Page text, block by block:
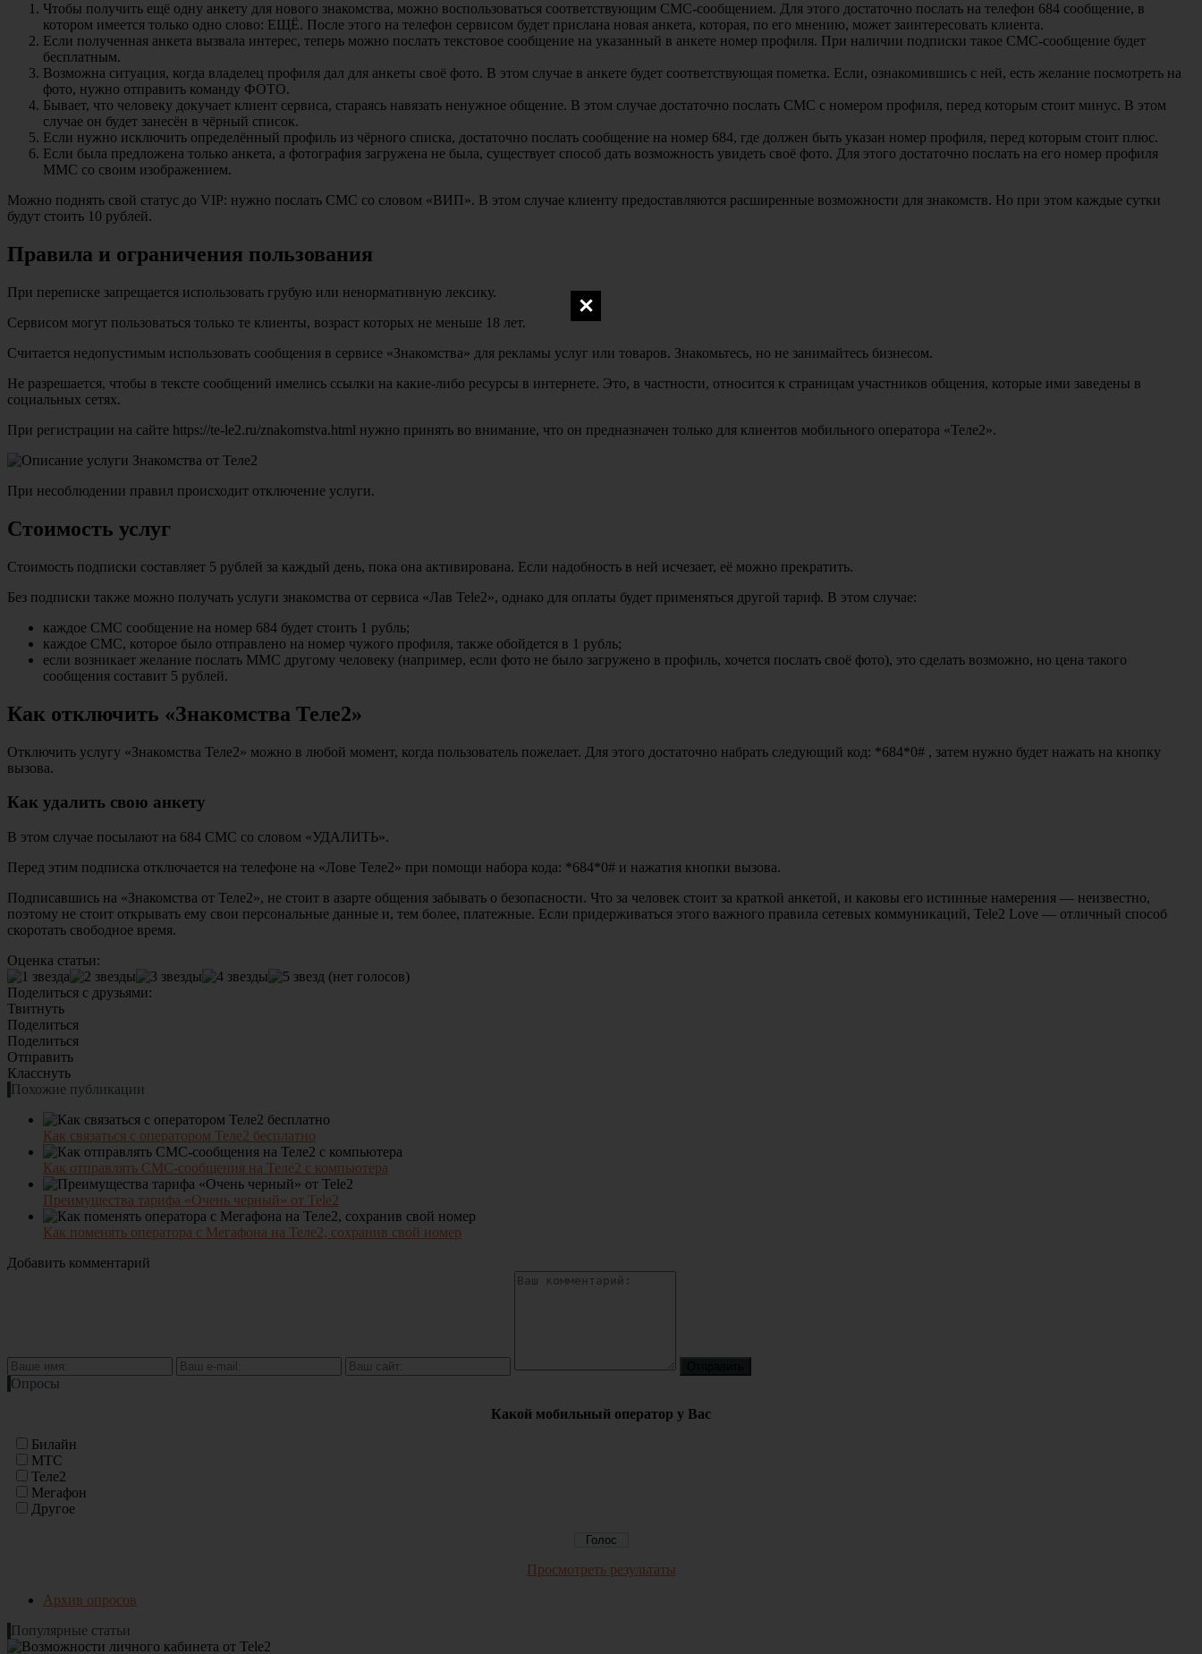
Чтобы получить ещё одну анкету для нового знакомства, можно воспользоваться соответствующим СМС-сообщением. Для этого достаточно послать на телефон 684 сообщение, в
котором имеется только одно слово: ЕЩЁ. После этого на телефон сервисом будет прислана новая анкета, которая, по его мнению, может заинтересовать клиента.
Если полученная анкета вызвала интерес, теперь можно послать текстовое сообщение на указанный в анкете номер профиля. При наличии подписки такое СМС-сообщение будет
бесплатным.
Возможна ситуация, когда владелец профиля дал для анкеты своё фото. В этом случае в анкете будет соответствующая пометка. Если, ознакомившись с ней, есть желание посмотреть на
фото, нужно отправить команду ФОТО.
Бывает, что человеку докучает клиент сервиса, стараясь навязать ненужное общение. В этом случае достаточно послать СМС с номером профиля, перед которым стоит минус. В этом
случае он будет занесён в чёрный список.
Если нужно исключить определённый профиль из чёрного списка, достаточно послать сообщение на номер 684, где должен быть указан номер профиля, перед которым стоит плюс.
Если была предложена только анкета, а фотография загружена не была, существует способ дать возможность увидеть своё фото. Для этого достаточно послать на его номер профиля
ММС со своим изображением.
Можно поднять свой статус до VIP: нужно послать СМС со словом «ВИП». В этом случае клиенту предоставляются расширенные возможности для знакомств. Но при этом каждые сутки
будут стоить 10 рублей.
Правила и ограничения пользования
При переписке запрещается использовать грубую или ненормативную лексику.
Сервисом могут пользоваться только те клиенты, возраст которых не меньше 18 лет.
Считается недопустимым использовать сообщения в сервисе «Знакомства» для рекламы услуг или товаров. Знакомьтесь, но не занимайтесь бизнесом.
Не разрешается, чтобы в тексте сообщений имелись ссылки на какие-либо ресурсы в интернете. Это, в частности, относится к страницам участников общения, которые ими заведены в
социальных сетях.
При регистрации на сайте https://te-le2.ru/znakomstva.html нужно принять во внимание, что он предназначен только для клиентов мобильного оператора «Теле2».
При несоблюдении правил происходит отключение услуги.
Стоимость услуг
Стоимость подписки составляет 5 рублей за каждый день, пока она активирована. Если надобность в ней исчезает, её можно прекратить.
Без подписки также можно получать услуги знакомства от сервиса «Лав Tele2», однако для оплаты будет применяться другой тариф. В этом случае:
каждое СМС сообщение на номер 684 будет стоить 1 рубль;
каждое СМС, которое было отправлено на номер чужого профиля, также обойдется в 1 рубль;
если возникает желание послать ММС другому человеку (например, если фото не было загружено в профиль, хочется послать своё фото), это сделать возможно, но цена такого
сообщения составит 5 рублей.
Как отключить «Знакомства Теле2»
Отключить услугу «Знакомства Теле2» можно в любой момент, когда пользователь пожелает. Для этого достаточно набрать следующий код: *684*0# , затем нужно будет нажать на кнопку
вызова.
Как удалить свою анкету
В этом случае посылают на 684 СМС со словом «УДАЛИТЬ».
Перед этим подписка отключается на телефоне на «Лове Теле2» при помощи набора кода: *684*0# и нажатия кнопки вызова.
Подписавшись на «Знакомства от Теле2», не стоит в азарте общения забывать о безопасности. Что за человек стоит за краткой анкетой, и каковы его истинные намерения — неизвестно,
поэтому не стоит открывать ему свои персональные данные и, тем более, платежные. Если придерживаться этого важного правила сетевых коммуникаций, Tele2 Love — отличный способ
скоротать свободное время.
Оценка статьи:
(нет голосов)
Поделиться с друзьями:
Твитнуть
Поделиться
Поделиться
Отправить
Класснуть
Похожие публикации
Как связаться с оператором Теле2 бесплатно
Как отправлять СМС-сообщения на Теле2 с компьютера
Преимущества тарифа «Очень черный» от Tele2
Как поменять оператора с Мегафона на Теле2, сохранив свой номер
Добавить комментарий
Опросы
Какой мобильный оператор у Вас
Билайн
МТС
Теле2
Мегафон
Другое
Просмотреть результаты
Архив опросов
Популярные статьи